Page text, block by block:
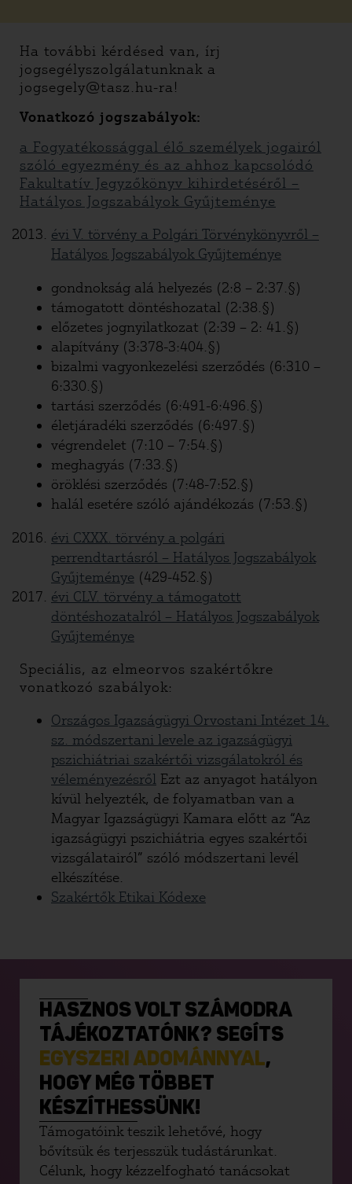
Ha további kérdésed van, írj
jogsegélyszolgálatunknak a
jogsegely@tasz.hu-ra!
Vonatkozó jogszabályok:
a Fogyatékossággal élő személyek jogairól
szóló egyezmény és az ahhoz kapcsolódó
Fakultatív Jegyzőkönyv kihirdetéséről –
Hatályos Jogszabályok Gyűjteménye
évi V. törvény a Polgári Törvénykönyvről –
Hatályos Jogszabályok Gyűjteménye
gondnokság alá helyezés (2:8 – 2:37.§)
támogatott döntéshozatal (2:38.§)
előzetes jognyilatkozat (2:39 – 2: 41.§)
alapítvány (3:378-3:404.§)
bizalmi vagyonkezelési szerződés (6:310 –
6:330.§)
tartási szerződés (6:491-6:496.§)
életjáradéki szerződés (6:497.§)
végrendelet (7:10 – 7:54.§)
meghagyás (7:33.§)
öröklési szerződés (7:48-7:52.§)
halál esetére szóló ajándékozás (7:53.§)
évi CXXX. törvény a polgári
perrendtartásról – Hatályos Jogszabályok
Gyűjteménye (429-452.§)
évi CLV. törvény a támogatott
döntéshozatalról – Hatályos Jogszabályok
Gyűjteménye
Speciális, az elmeorvos szakértőkre
vonatkozó szabályok:
Országos Igazságügyi Orvostani Intézet 14.
sz. módszertani levele az igazságügyi
pszichiátriai szakértői vizsgálatokról és
véleményezésről Ezt az anyagot hatályon
kívül helyezték, de folyamatban van a
Magyar Igazságügyi Kamara előtt az “Az
igazságügyi pszichiátria egyes szakértői
vizsgálatairól” szóló módszertani levél
elkészítése.
Szakértők Etikai Kódexe
HASZNOS VOLT SZÁMODRA
TÁJÉKOZTATÓNK? SEGÍTS
EGYSZERI ADOMÁNNYAL,
HOGY MÉG TÖBBET
KÉSZÍTHESSÜNK!
Támogatóink teszik lehetővé, hogy
bővítsük és terjesszük tudástárunkat.
Célunk, hogy kézzelfogható tanácsokat